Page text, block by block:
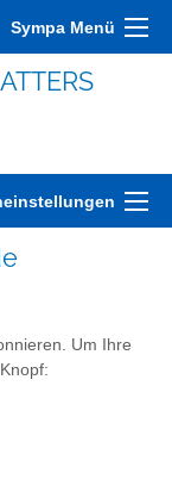
Sympa Menü
Um Ihre